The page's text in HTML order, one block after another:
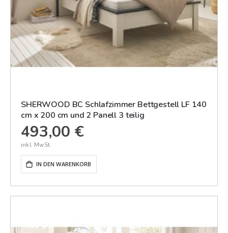
SHERWOOD BC Schlafzimmer Bettgestell LF 140
cm x 200 cm und 2 Panell 3 teilig
493,00 €
IN DEN WARENKORB